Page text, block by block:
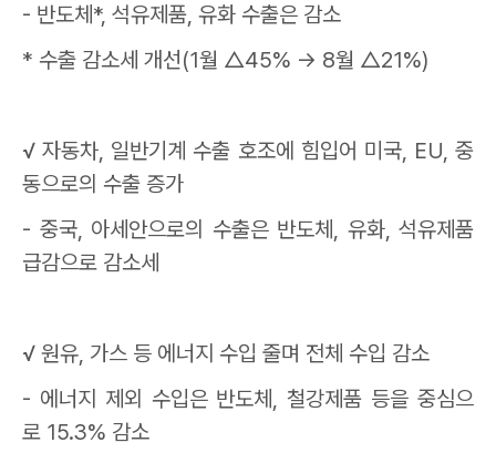
- 반도체 *, 석유제품, 유화 수출은 감소
* 수출 감소세 개선(1월 △45% → 8월 △21%)
√ 자동차, 일반기계 수출 호조에 힘입어 미국, EU, 중
동으로의 수출 증가
- 중국, 아세안으로의 수출은 반도체 , 유화, 석유제품
급감으로 감소세
√ 원유, 가스 등 에너지 수입 줄며 전체 수입 감소
- 에너지 제외 수입은 반도체 , 철강제품 등을 중심으
로 15.3% 감소